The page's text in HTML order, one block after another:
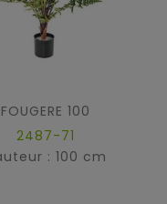
FOUGERE 100
2487-71
: 100 cm